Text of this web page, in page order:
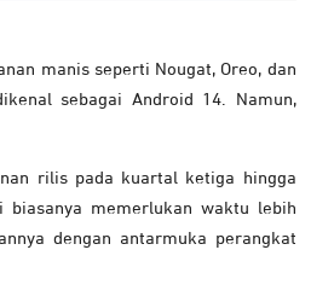
manis seperti Nougat, Oreo, dan
sebagai Android 14. Namun,
rilis pada kuartal ketiga hingga
biasanya memerlukan waktu lebih
dengan antarmuka perangkat